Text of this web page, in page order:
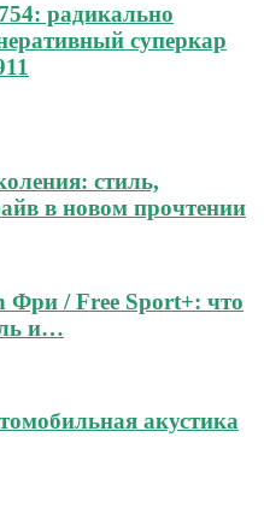
радикально
суперкар
стиль,
в новом прочтении
Фри / Free Sport+: что
и…
акустика